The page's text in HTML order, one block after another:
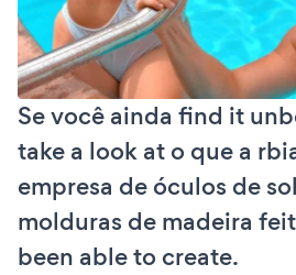
Se você ainda find it
take a look at o que a
empresa de óculos de
molduras de madeira
been able to create.